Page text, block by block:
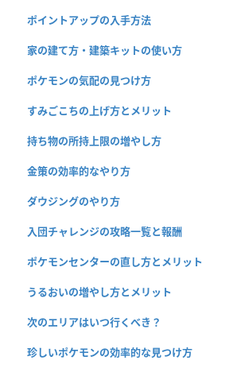
ポイントアップの入手方法
家の建て方・建築キットの使い方
ポケモンの気配の見つけ方
すみごこちの上げ方とメリット
持ち物の所持上限の増やし方
金策の効率的なやり方
ダウジングのやり方
入団チャレンジの攻略一覧と報酬
ポケモンセンターの直し方とメリット
うるおいの増やし方とメリット
次のエリアはいつ行くべき？
珍しいポケモンの効率的な見つけ方